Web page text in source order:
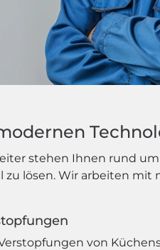
stehen Ihnen rund
lösen. Wir arbeiten
von